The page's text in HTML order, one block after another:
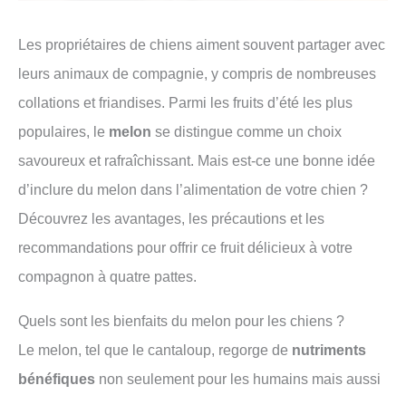
Les propriétaires de chiens aiment souvent partager avec
leurs animaux de compagnie, y compris de nombreuses
collations et friandises. Parmi les fruits d’été les plus
populaires, le melon se distingue comme un choix
savoureux et rafraîchissant. Mais est-ce une bonne idée
d’inclure du melon dans l’alimentation de votre chien ?
Découvrez les avantages, les précautions et les
recommandations pour offrir ce fruit délicieux à votre
compagnon à quatre pattes.
Quels sont les bienfaits du melon pour les chiens ?
Le melon, tel que le cantaloup, regorge de nutriments
bénéfiques non seulement pour les humains mais aussi